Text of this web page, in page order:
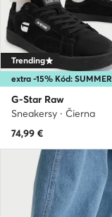
extra -15% Kód: SUMMER
Trending
G-Star Raw
Sneakersy · Čierna
74,99 €